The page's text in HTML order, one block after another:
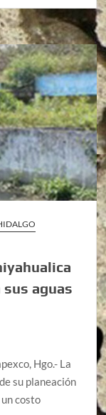
aguas
Hgo.- La
su planeación
costo